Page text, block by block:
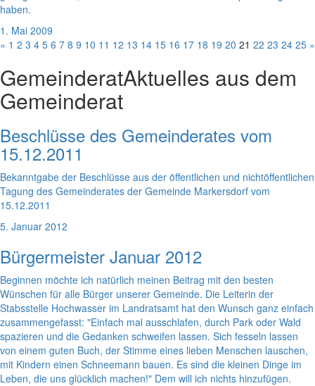
haben.
1. Mai 2009
« 1 2 3 4 5 6 7 8 9 10 11 12 13 14 15 16 17 18 19 20 21 22 23 24 25 »
GemeinderatAktuelles aus dem
Gemeinderat
Beschlüsse des Gemeinderates vom
15.12.2011
Bekanntgabe der Beschlüsse aus der öffentlichen und nichtöffentlichen
Tagung des Gemeinderates der Gemeinde Markersdorf vom
15.12.2011
5. Januar 2012
Bürgermeister Januar 2012
Beginnen möchte ich natürlich meinen Beitrag mit den besten
Wünschen für alle Bürger unserer Gemeinde. Die Leiterin der
Stabsstelle Hochwasser im Landratsamt hat den Wunsch ganz einfach
zusammengefasst: "Einfach mal ausschlafen, durch Park oder Wald
spazieren und die Gedanken schweifen lassen. Sich fesseln lassen
von einem guten Buch, der Stimme eines lieben Menschen lauschen,
mit Kindern einen Schneemann bauen. Es sind die kleinen Dinge im
Leben, die uns glücklich machen!" Dem will ich nichts hinzufügen.